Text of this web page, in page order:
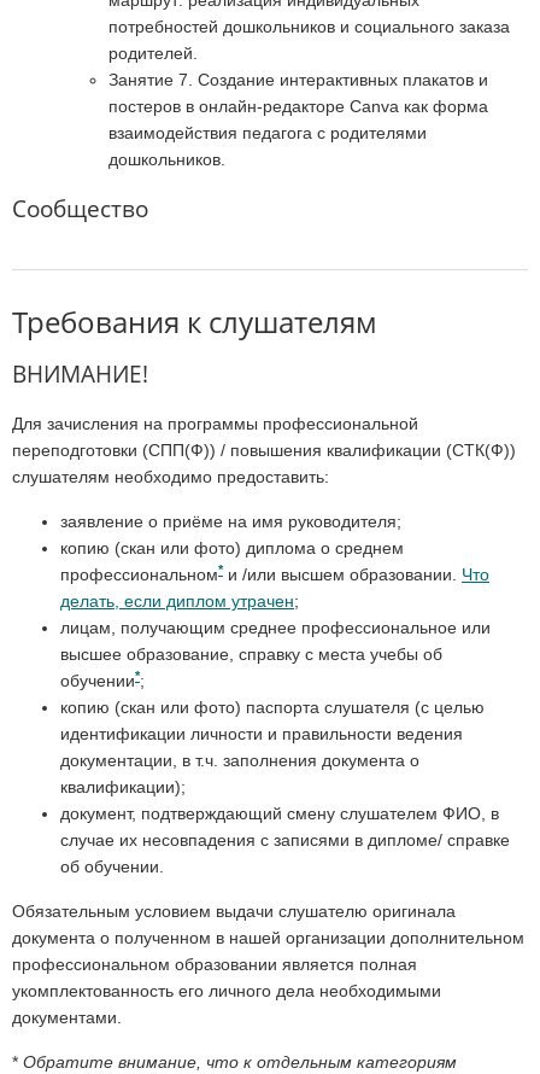
потребностей дошкольников и социального заказа
родителей.
Занятие 7. Создание интерактивных плакатов и
постеров в онлайн-редакторе Canva как форма
взаимодействия педагога с родителями
дошкольников.
Сообщество
Требования к слушателям
ВНИМАНИЕ!
Для зачисления на программы профессиональной
переподготовки (СПП(Ф)) / повышения квалификации (СТК(Ф))
слушателям необходимо предоставить:
заявление о приёме на имя руководителя;
копию (скан или фото) диплома о среднем
профессиональном* и /или высшем образовании. Что
делать, если диплом утрачен;
лицам, получающим среднее профессиональное или
высшее образование, справку с места учебы об
обучении*;
копию (скан или фото) паспорта слушателя (с целью
идентификации личности и правильности ведения
документации, в т.ч. заполнения документа о
квалификации);
документ, подтверждающий смену слушателем ФИО, в
случае их несовпадения с записями в дипломе/ справке
об обучении.
Обязательным условием выдачи слушателю оригинала
документа о полученном в нашей организации дополнительном
профессиональном образовании является полная
укомплектованность его личного дела необходимыми
документами.
* Обратите внимание, что к отдельным категориям